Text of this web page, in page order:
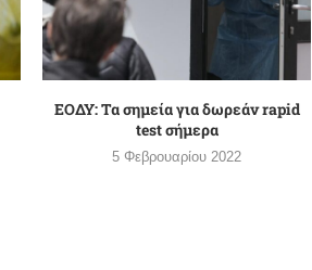
ΕΟΔΥ: Τα σημεία για δωρεάν rapid
test σήμερα
5 Φεβρουαρίου 2022